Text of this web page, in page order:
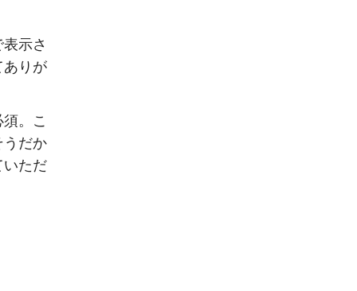
示さ
りが
。こ
うだか
いただ